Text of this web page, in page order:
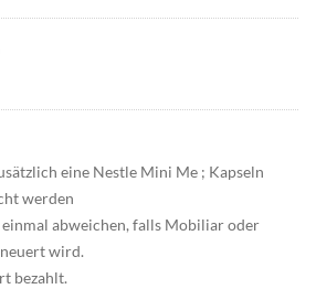
eine Nestle Mini Me ; Kapseln
werden
abweichen, falls Mobiliar oder
wird.
bezahlt.